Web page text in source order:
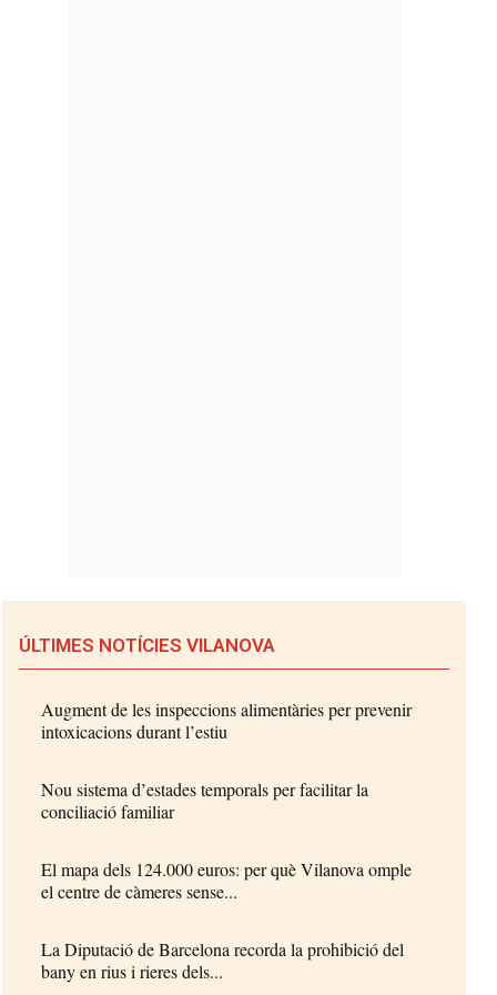
ÚLTIMES NOTÍCIES VILANOVA
Augment de les inspeccions alimentàries per prevenir
intoxicacions durant l’estiu
Nou sistema d’estades temporals per facilitar la
conciliació familiar
El mapa dels 124.000 euros: per què Vilanova omple
el centre de càmeres sense...
La Diputació de Barcelona recorda la prohibició del
bany en rius i rieres dels...